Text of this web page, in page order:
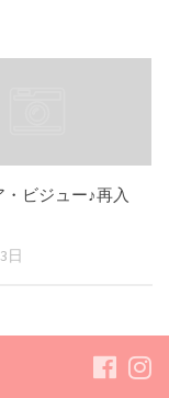
・ビジュー♪再入
日